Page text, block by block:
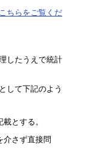
ちらをご覧くだ
したうえで統計
して下記のよう
とする。
介さず直接問